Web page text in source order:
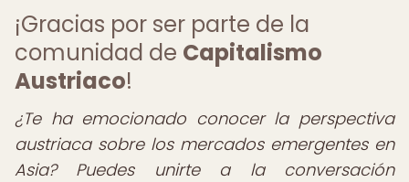
¡Gracias por ser parte de la
comunidad de Capitalismo
Austriaco!
¿Te ha emocionado conocer la perspectiva
austriaca sobre los mercados emergentes en
Asia? Puedes unirte a la conversación